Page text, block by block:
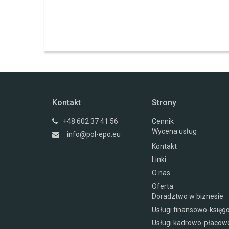
Kontakt
+48 602 37 41 56
info@pol-epo.eu
Strony
Cennik
Wycena usług
Kontakt
Linki
O nas
Oferta
Doradztwo w biznesie
Usługi finansowo-
Usługi kadrowo-